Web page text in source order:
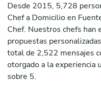
Desde 2015, 5,728
Chef a Domicilio en
Chef. Nuestros chefs han
propuestas
total de 2,522 mensajes
otorgado a la experiencia
sobre 5.